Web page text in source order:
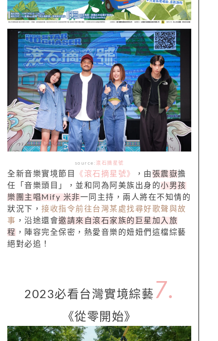
source: 滾石摘星號
全新音樂實境節目 《滾石摘星號》 ，由 張震嶽擔
任「音樂頭目」，並和同為阿美族出身的小男孩
樂團主唱Mify 米非一同主持，兩人將在不知情的
狀況下， 接收指令前往台灣某處找尋好歌聲與故
事 ，沿途還會邀請來自滾石家族的巨星加入旅
程 ，陣容完全保密，熱愛音樂的妞妞們這檔綜藝
絕對必追！
2023必看台灣實境綜藝 7.
《從零開始》